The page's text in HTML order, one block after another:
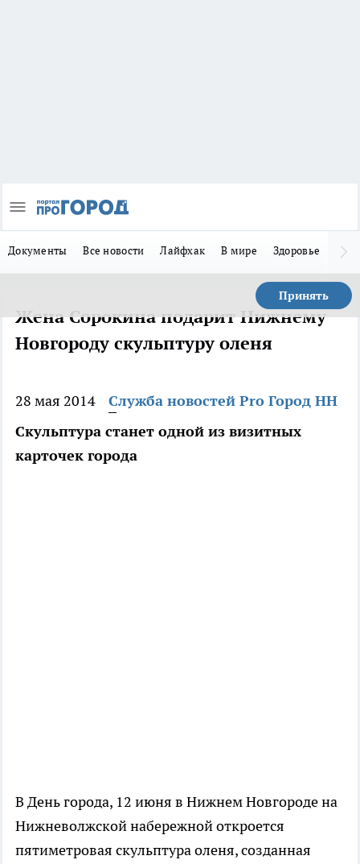
Документы Все новости Лайфхак В мире Здоровье
Принять
Жена Сорокина подарит Нижнему
Новгороду скульптуру оленя
28 мая 2014
Служба новостей Pro Город НН
Скульптура станет одной из визитных
карточек города
В День города, 12 июня в Нижнем Новгороде на
Нижневолжской набережной откроется
пятиметровая скульптура оленя, созданная